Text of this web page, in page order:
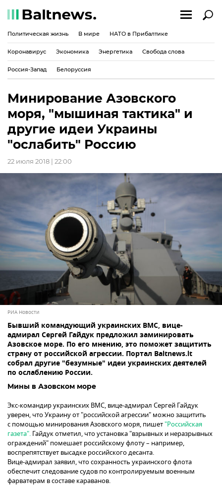
Политическая жизнь В мире НАТО в Прибалтике
Коронавирус Экономика Энергетика Свобода слова
Россия-Запад Белоруссия
Минирование Азовского
моря, "мышиная тактика" и
другие идеи Украины
"ослабить" Россию
22 июля 2018 | 22:00
РИА Новости
Бывший командующий украинских ВМС, вице-
адмирал Сергей Гайдук предложил заминировать
Азовское море. По его мнению, это поможет защитить
страну от российской агрессии. Портал Baltnews.lt
собрал другие "безумные" идеи украинских деятелей
по ослаблению России.
Мины в Азовском море
Экс-командир украинских ВМС, вице-адмирал Сергей Гайдук
уверен, что Украину от "российской агрессии" можно защитить
с помощью минирования Азовского моря, пишет"Российская
газета". Гайдук отметил, что установка "взрывных и неразрывных
ограждений" помешает российскому флоту – например,
воспрепятствует высадке российского десанта.
Вице-адмирал заявил, что сохранность украинского флота
обеспечит следование судов по контролируемым военным
фарватерам в составе караванов.